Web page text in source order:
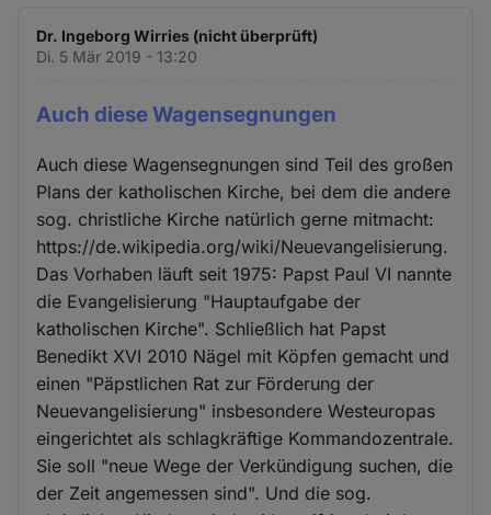
Dr. Ingeborg Wirries (nicht überprüft)
Di. 5 Mär 2019 - 13:20
Auch diese Wagensegnungen
Auch diese Wagensegnungen sind Teil des großen
Plans der katholischen Kirche, bei dem die andere
sog. christliche Kirche natürlich gerne mitmacht:
https://de.wikipedia.org/wiki/Neuevangelisierung.
Das Vorhaben läuft seit 1975: Papst Paul VI nannte
die Evangelisierung "Hauptaufgabe der
katholischen Kirche". Schließlich hat Papst
Benedikt XVI 2010 Nägel mit Köpfen gemacht und
einen "Päpstlichen Rat zur Förderung der
Neuevangelisierung" insbesondere Westeuropas
eingerichtet als schlagkräftige Kommandozentrale.
Sie soll "neue Wege der Verkündigung suchen, die
der Zeit angemessen sind". Und die sog.